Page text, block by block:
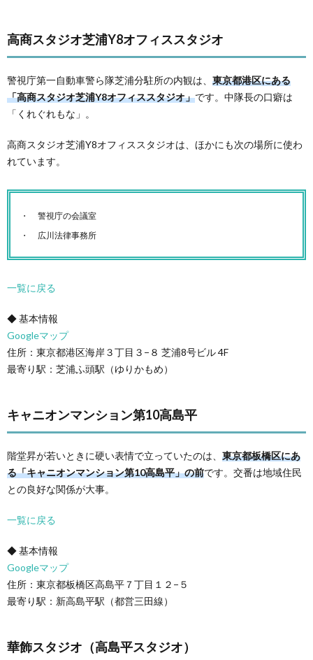
高商スタジオ芝浦Y8オフィススタジオ
警視庁第一自動車警ら隊芝浦分駐所の内観は、 東京都港区にある
「高商スタジオ芝浦Y8オフィススタジオ」です。中隊長の口癖は
「くれぐれもな」。
高商スタジオ芝浦Y8オフィススタジオは、ほかにも次の場所に使わ
れています。
警視庁の会議室
広川法律事務所
一覧に戻る
◆ 基本情報
Googleマップ
住所：東京都港区海岸３丁目３−８ 芝浦8号ビル 4F
最寄り駅：芝浦ふ頭駅（ゆりかもめ）
キャニオンマンション第10高島平
階堂昇が若いときに硬い表情で立っていたのは、 東京都板橋区にあ
る「キャニオンマンション第10高島平」の前です。交番は地域住民
との良好な関係が大事。
一覧に戻る
◆ 基本情報
Googleマップ
住所：東京都板橋区高島平７丁目１２−５
最寄り駅：新高島平駅（都営三田線）
華飾スタジオ（高島平スタジオ）